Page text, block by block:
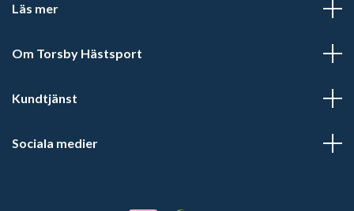
Läs mer
Om Torsby Hästsport
Kundtjänst
Sociala medier